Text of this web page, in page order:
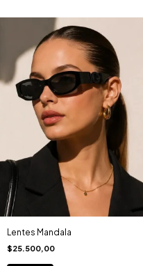
Lentes Mandala
$25.500,00